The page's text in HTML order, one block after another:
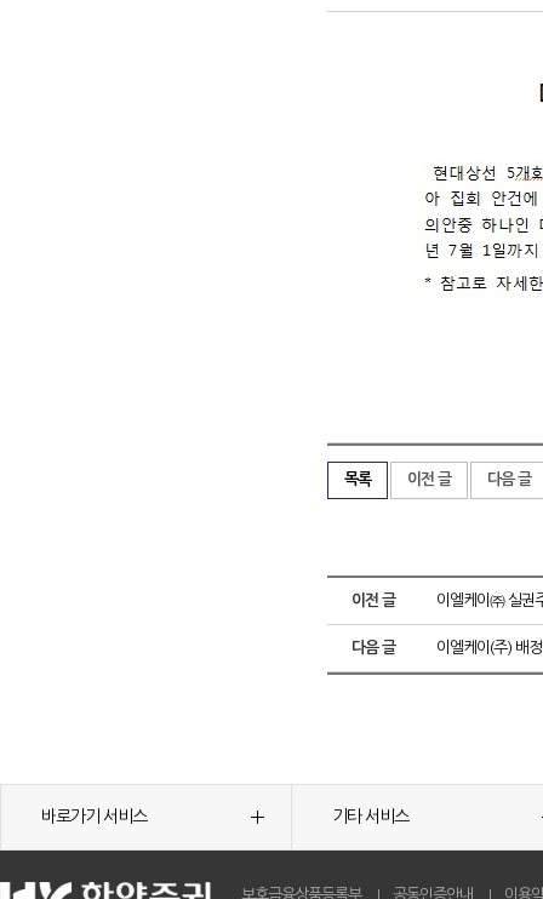
목록 이전 글 다음 글
이전 글 이엘케이㈜ 실권
다음 글 이엘케이(주) 배
바로가기 서비스 기타 서비스
보호금융상품등록부 공동인증안내 이용